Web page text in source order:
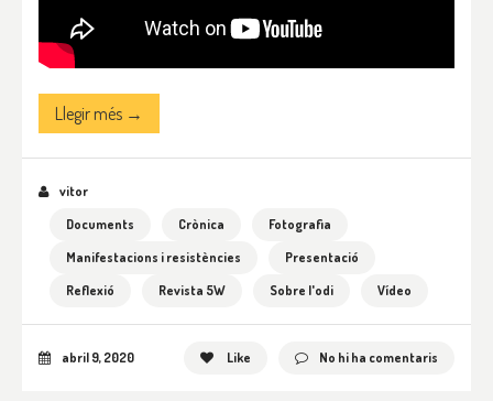
Llegir més →
vitor
Documents
Crònica
Fotografia
Manifestacions i resistències
Presentació
Reflexió
Revista 5W Sobre l'odi Vídeo
abril 9, 2020 Like No hi ha comentaris